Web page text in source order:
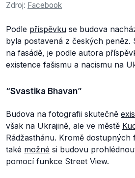
Zdroj: Facebook
Podle příspěvku se budova
byla postavená z českých peněz.
na fasádě, je podle autora
existence fašismu a nacismu na
“Svastika Bhavan”
Budova na fotografii skutečně
však na Ukrajině, ale ve městě
Rádžasthánu. Kromě dostupných
také možné si budovu
pomocí funkce Street View.